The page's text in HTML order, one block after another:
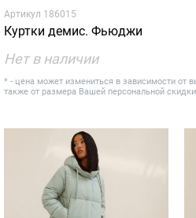
Артикул 186015
Куртки демис. Фьюджи
Нет в наличии
* - цена может измениться в зависимости от
также от размера Вашей персональной скидки